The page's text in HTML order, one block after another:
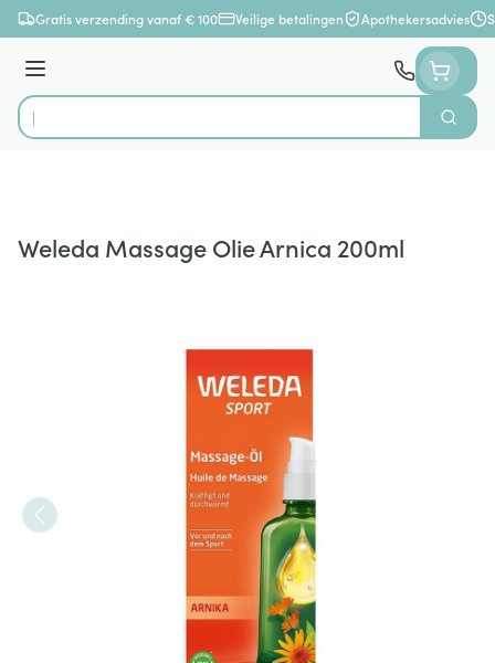
Ga naar de inhoud
Gratis verzending vanaf € 100 Veilige betalingen Apothekersadvies
Menu
Product, merk, categorie...
Zoek
Weleda Massage Olie Arnica 200ml